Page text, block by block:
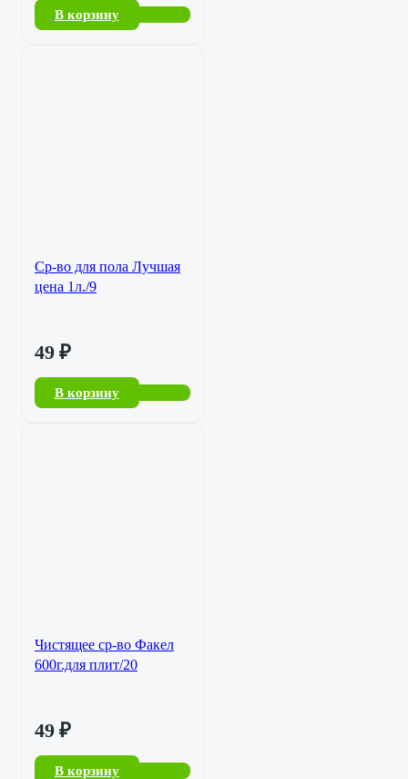
В корзину
Ср-во для пола Лучшая
цена 1л./9
49 ₽
В корзину
Чистящее ср-во Факел
600г.для плит/20
49 ₽
В корзину